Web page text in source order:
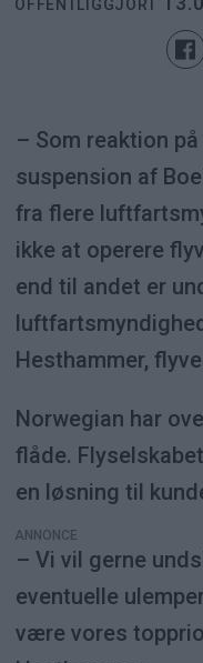
OFFENTLIGGJORT
– Som reaktion
suspension af
fra flere
ikke at operere
end til andet er
Hesthammer,
Norwegian har
flåde.
en løsning til
ANNONCE
– Vi vil gerne
eventuelle
være vores